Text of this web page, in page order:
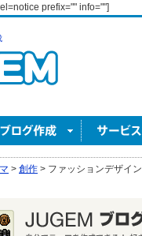
prefix="" info=""]
> 創作 > ファッションデザイン